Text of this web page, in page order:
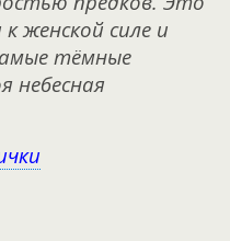
женской силе и
тёмные
небесная